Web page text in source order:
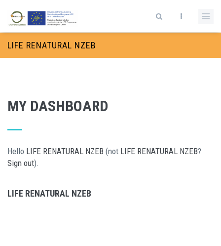
Formulário de pesquisa
LIFE RENATURAL NZEB
MY DASHBOARD
Hello LIFE RENATURAL NZEB (not LIFE RENATURAL NZEB?
Sign out).
LIFE RENATURAL NZEB